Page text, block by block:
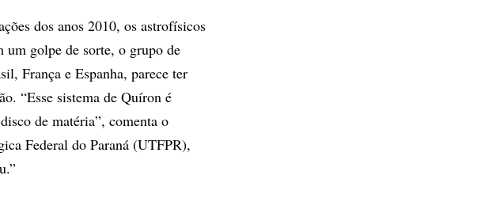
dos anos 2010, os astrofísicos
um golpe de sorte, o grupo de
França e Espanha, parece ter
“Esse sistema de Quíron é
de matéria”, comenta o
Federal do Paraná (UTFPR),